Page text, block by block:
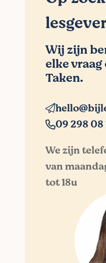
Wij zijn
elke
Taken.
09 298 08
We zijn
van
tot 18u